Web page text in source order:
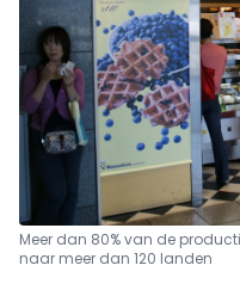
Meer dan 80% van de
naar meer dan 120 landen